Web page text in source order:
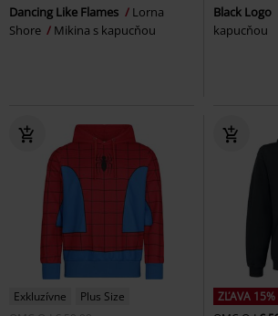
Dancing Like Flames
Lorna
Shore
Mikina s kapucňou
Black Logo
kapucňou
Exkluzívne
Plus Size
ZĽAVA 15%